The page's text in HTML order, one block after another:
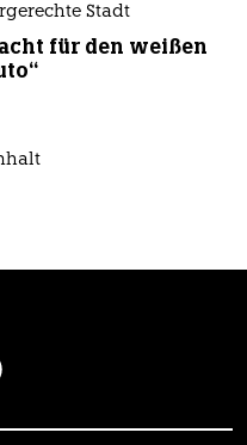
Stadt
für den weißen